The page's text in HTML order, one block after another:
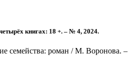
книгах: 18 +. – № 4, 2024.
семейства: роман / М. Воронова. –